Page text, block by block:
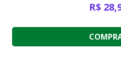
R$